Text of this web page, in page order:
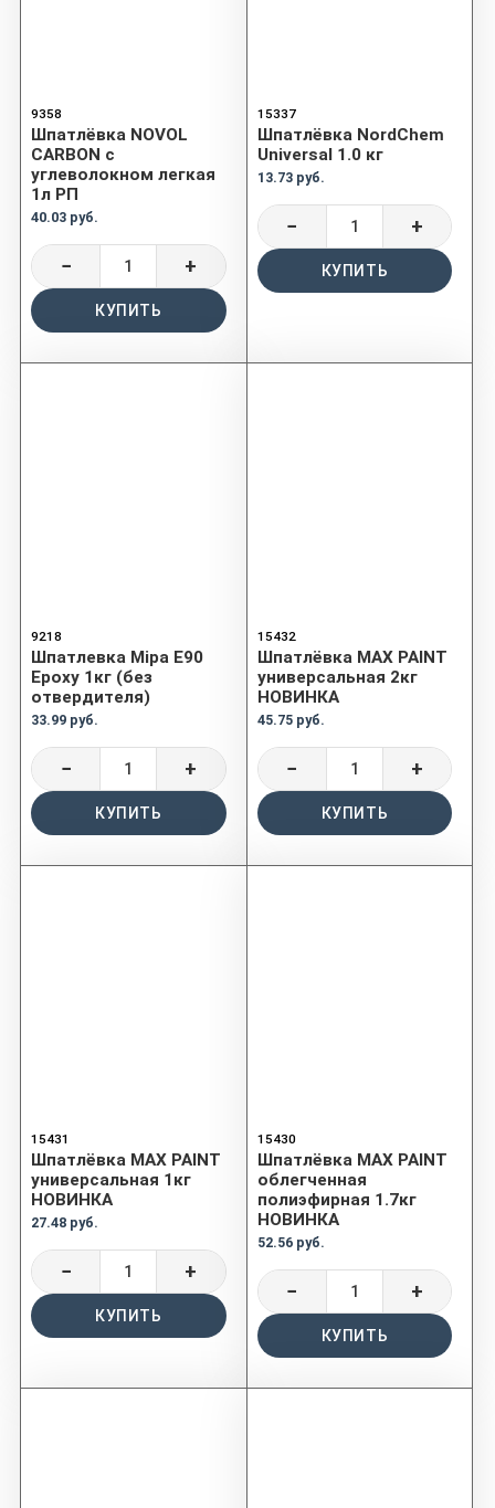
9358
Шпатлёвка NOVOL
CARBON с
углеволокном легкая
1л РП
40.03 руб.
− +
КУПИТЬ
15337
Шпатлёвка NordChem
Universal 1.0 кг
13.73 руб.
− +
КУПИТЬ
9218
Шпатлевка Mipa E90
Epoxy 1кг (без
отвердителя)
33.99 руб.
− +
КУПИТЬ
15432
Шпатлёвка MAX PAINT
универсальная 2кг
НОВИНКА
45.75 руб.
− +
КУПИТЬ
15431
Шпатлёвка MAX PAINT
универсальная 1кг
НОВИНКА
27.48 руб.
− +
КУПИТЬ
15430
Шпатлёвка MAX PAINT
облегченная
полиэфирная 1.7кг
НОВИНКА
52.56 руб.
− +
КУПИТЬ